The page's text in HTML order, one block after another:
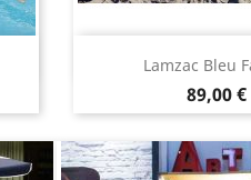
Lamzac Bleu
Prix
89,00 €
Aperçu